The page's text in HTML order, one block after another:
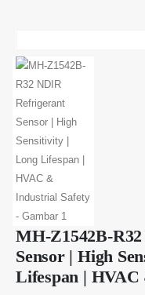
MH-Z1542B-
Sensor | High
Lifespan |